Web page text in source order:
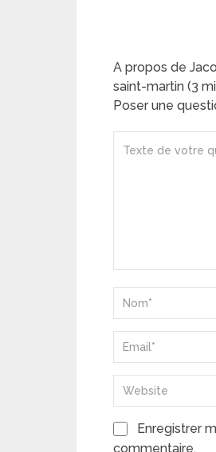
A propos de
saint-martin (3
Poser une
Enregistrer
commentaire.